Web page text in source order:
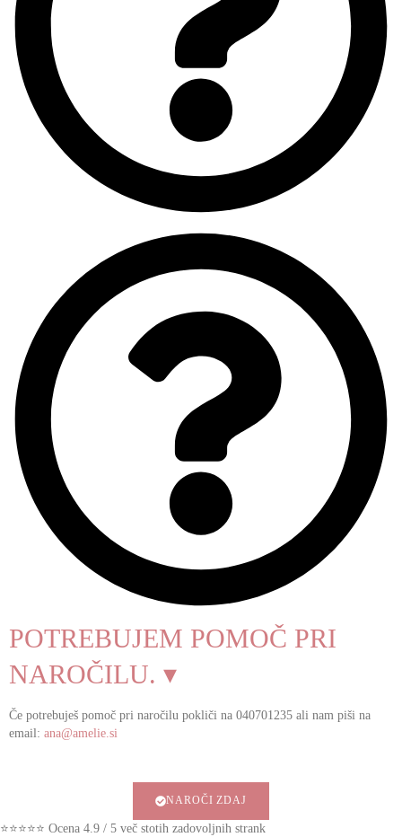
POTREBUJEM POMOČ PRI
NAROČILU. ▾
Če potrebuješ pomoč pri naročilu pokliči na 040701235 ali nam piši na
email: ana@amelie.si
NAROČI ZDAJ
⭐⭐⭐⭐⭐ Ocena 4.9 / 5 več stotih zadovoljnih strank